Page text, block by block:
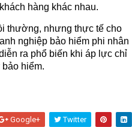
hàng khác nhau.
thường, nhưng thực tế cho
nghiệp bảo hiểm phi nhân
ra phổ biến khi áp lực chỉ
hiểm.
Google+ Twitter